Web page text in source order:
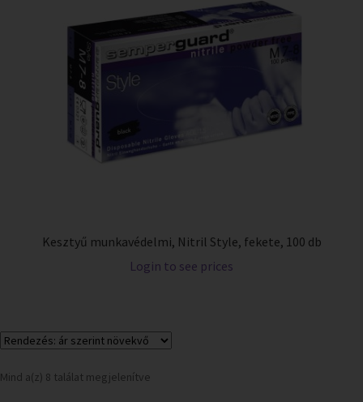
Kesztyű munkavédelmi, Nitril Style, fekete, 100 db
Login to see prices
Mind a(z) 8 találat megjelenítve